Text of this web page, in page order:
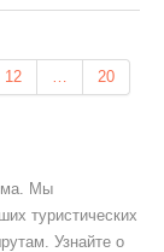
12 … 20
Мы
туристических
Узнайте о